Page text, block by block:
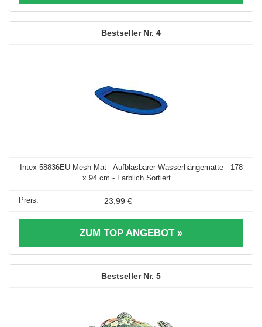
4
Intex 58836EU Mesh Mat - Aufblasbarer Wasserhängematte - 178
x 94 cm - Farblich Sortiert ...
23,99 €
ZUM TOP ANGEBOT »
5